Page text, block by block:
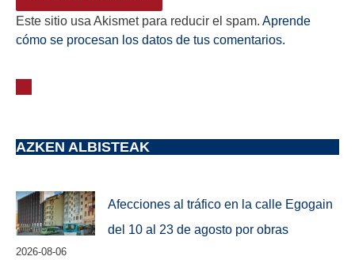
Este sitio usa Akismet para reducir el spam. Aprende
cómo se procesan los datos de tus comentarios.
AZKEN ALBISTEAK
Afecciones al tráfico en la calle Egogain
del 10 al 23 de agosto por obras
2026-08-06